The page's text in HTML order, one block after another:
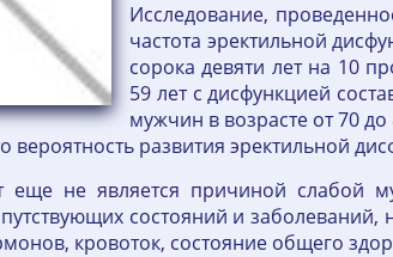
Исследование,
частота эректильной
сорока девяти лет на 10
59 лет с дисфункцией
мужчин в возрасте от 70
развития эректильной
не является причиной слабой
состояний и
кровоток, состояние общего